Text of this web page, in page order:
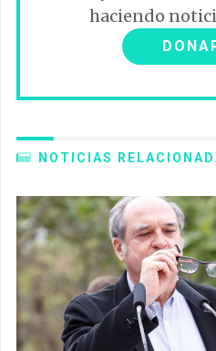
haciendo
NOTICIAS